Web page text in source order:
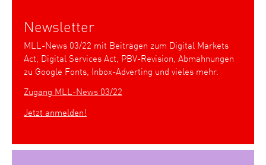
Newsletter
MLL-News 03/22 mit Beiträgen zum Digital Markets
Act, Digital Services Act, PBV-Revision, Abmahnungen
zu Google Fonts, Inbox-Adverting und vieles mehr.
Zugang MLL-News 03/22
Jetzt anmelden!